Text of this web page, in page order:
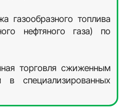
газообразного топлива
нефтяного газа) по
торговля сжиженным
в специализированных